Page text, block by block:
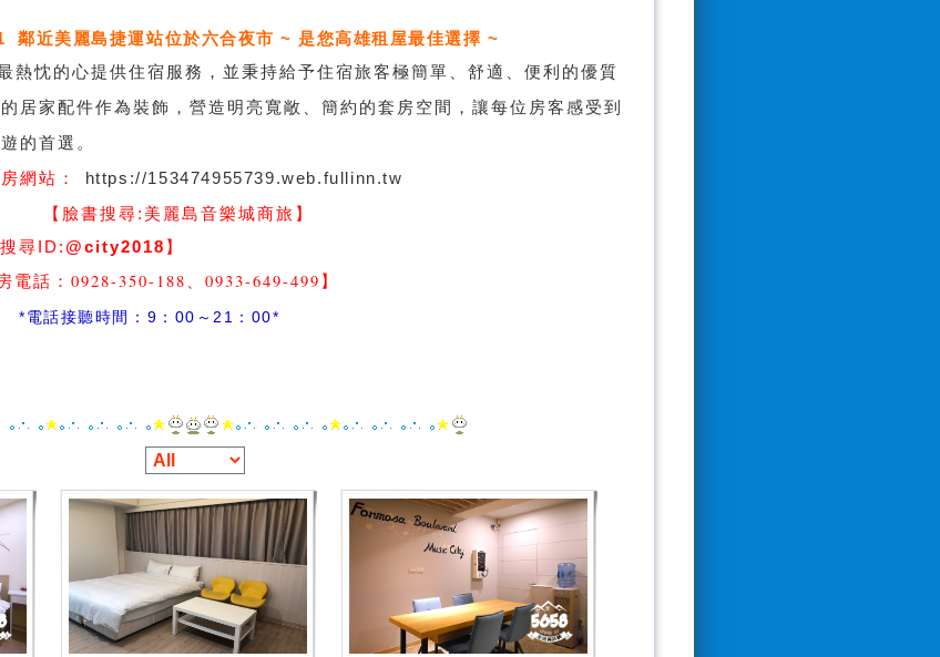
鄰近美麗島捷運站位於六合夜市 ~ 是您高雄租屋最佳選擇 ~
熱忱的心提供住宿服務，並秉持給予住宿旅客極簡單、舒適、便利的優質
居家配件作為裝飾，營造明亮寬敞、簡約的套房空間，讓每位房客感受到
的首選。
網站： https://153474955739.web.fullinn.tw
【臉書搜尋: 美麗島音樂城商旅 】
@city2018 】
350-188、0933-649-499 】
9：00～21：00*